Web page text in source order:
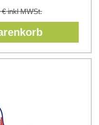
€inkl MWSt.